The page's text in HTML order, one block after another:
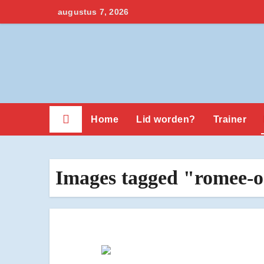
naar
augustus 7, 2026
Home Lid worden? Trainer
Images tagged "romee-